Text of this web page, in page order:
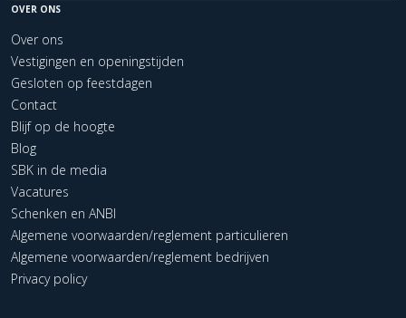
OVER ONS
Over ons
Vestigingen en openingstijden
Gesloten op feestdagen
Contact
Blijf op de hoogte
Blog
SBK in de media
Vacatures
Schenken en ANBI
Algemene voorwaarden/reglement particulieren
Algemene voorwaarden/reglement bedrijven
Privacy policy